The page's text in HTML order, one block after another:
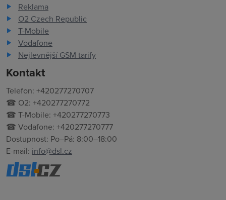
Reklama
O2 Czech Republic
T-Mobile
Vodafone
Nejlevnější GSM tarify
Kontakt
Telefon: +420277270707
☎ O2: +420277270772
☎ T-Mobile: +420277270773
☎ Vodafone: +420277270777
Dostupnost: Po–Pá: 8:00–18:00
E-mail: info@dsl.cz